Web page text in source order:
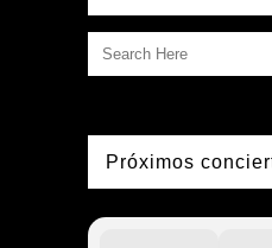
Próximos